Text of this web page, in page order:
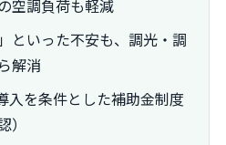
空調負荷も軽減
といった不安も、調光・調
解消
入を条件とした補助金制度